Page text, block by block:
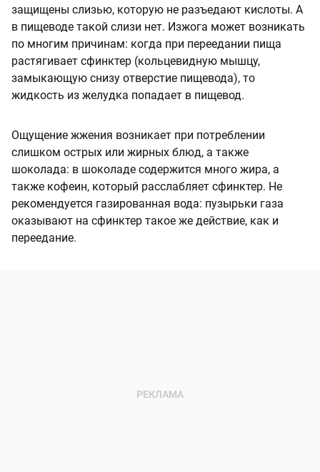
защищены слизью, которую не разъедают кислоты. А
в пищеводе такой слизи нет. Изжога может возникать
по многим причинам: когда при переедании пища
растягивает сфинктер (кольцевидную мышцу,
замыкающую снизу отверстие пищевода), то
жидкость из желудка попадает в пищевод.
Ощущение жжения возникает при потреблении
слишком острых или жирных блюд, а также
шоколада: в шоколаде содержится много жира, а
также кофеин, который расслабляет сфинктер. Не
рекомендуется газированная вода: пузырьки газа
оказывают на сфинктер такое же действие, как и
переедание.